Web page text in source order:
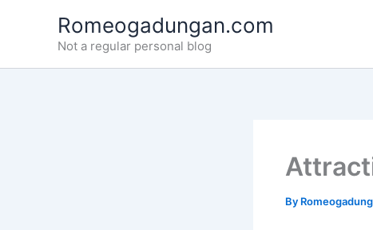
Romeogadungan.com
Not a regular personal blog
By